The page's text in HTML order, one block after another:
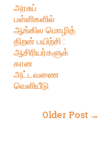
அரசுப்
பள்ளிகளில்
ஆங்கில மொழித்
திறன் பயிற்சி :
ஆசிரியர்களுக்
கான
அட்டவணை
வெளியீடு
Older Post →